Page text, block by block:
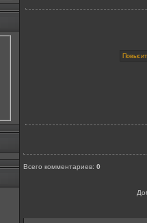
Всего комментариев:0